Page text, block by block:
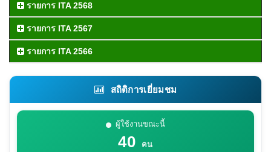
รายการ ITA 2568
รายการ ITA 2567
รายการ ITA 2566
สถิติการเยี่ยมชม
ผู้ใช้งานขณะนี้
40 คน